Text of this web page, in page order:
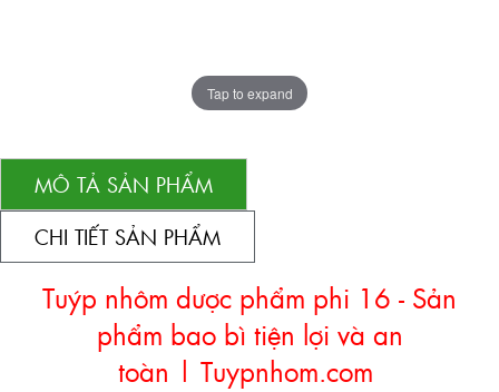
Tap to expand
MÔ TẢ SẢN PHẨM
CHI TIẾT SẢN PHẨM
Tuýp nhôm dược phẩm phi 16 - Sản
phẩm bao bì tiện lợi và an
toàn | Tuypnhom.com